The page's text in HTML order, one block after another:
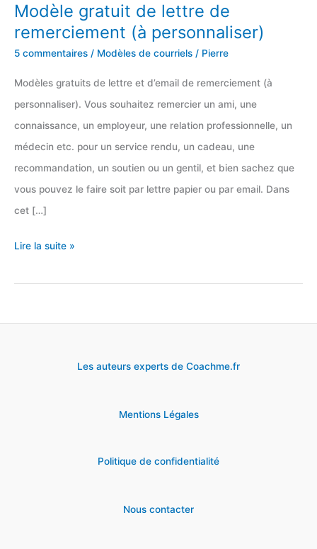
Modèle gratuit de lettre de
remerciement (à personnaliser)
5 commentaires / Modèles de courriels / Pierre
Modèles gratuits de lettre et d’email de remerciement (à
personnaliser). Vous souhaitez remercier un ami, une
connaissance, un employeur, une relation professionnelle, un
médecin etc. pour un service rendu, un cadeau, une
recommandation, un soutien ou un gentil, et bien sachez que
vous pouvez le faire soit par lettre papier ou par email. Dans
cet […]
Modèle
de
Lire la suite »
Les auteurs experts de Coachme.fr
Mentions Légales
Politique de confidentialité
Nous contacter